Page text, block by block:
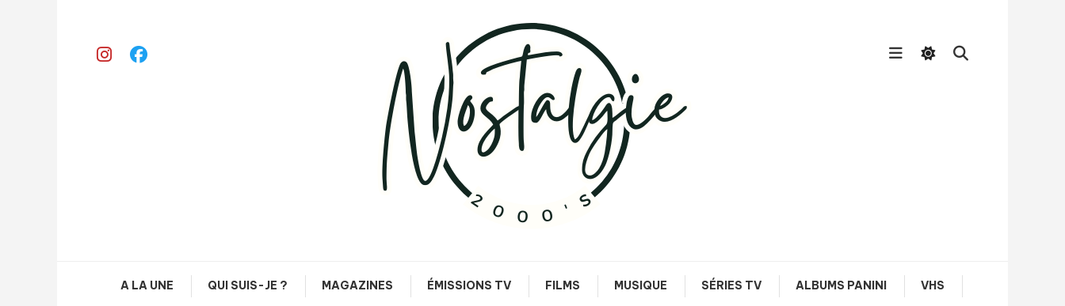
Content
Nostalgie 2000's
A LA UNE QUI SUIS-JE ? MAGAZINES ÉMISSIONS TV FILMS MUSIQUE SÉRIES TV ALBUMS PANINI VHS